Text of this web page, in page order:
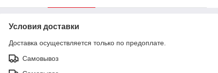
Условия доставки
Доставка осуществляется только по предоплате.
Самовывоз